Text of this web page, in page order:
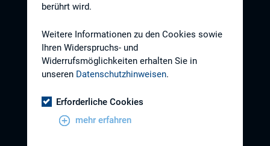
berührt wird.
Weitere Informationen zu den Cookies sowie
Ihren Widerspruchs- und
Widerrufsmöglichkeiten erhalten Sie in
unseren Datenschutzhinweisen.
Erforderliche Cookies
mehr erfahren